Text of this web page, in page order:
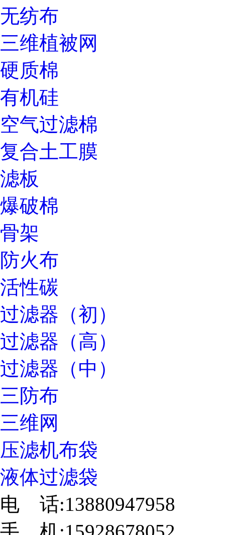
无纺布
三维植被网
硬质棉
有机硅
空气过滤棉
复合土工膜
滤板
爆破棉
骨架
防火布
活性碳
过滤器（初）
过滤器（高）
过滤器（中）
三防布
三维网
压滤机布袋
液体过滤袋
电 话:13880947958